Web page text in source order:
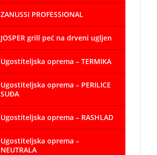
ZANUSSI PROFESSIONAL
JOSPER grill peć na drveni ugljen
Ugostiteljska oprema – TERMIKA
Ugostiteljska oprema – PERILICE
SUĐA
Ugostiteljska oprema – RASHLAD
Ugostiteljska oprema –
NEUTRALA